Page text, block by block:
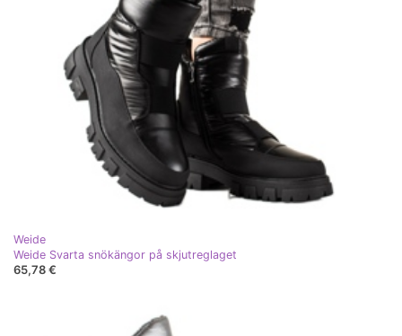
Weide
Weide Svarta snökängor på skjutreglaget
65,78 €